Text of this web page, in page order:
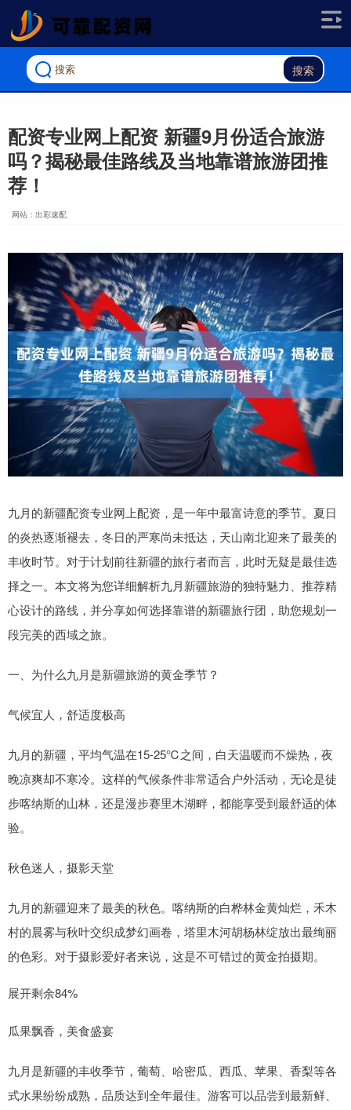
搜索
配资专业网上配资 新疆9月份适合旅游
吗？揭秘最佳路线及当地靠谱旅游团推
荐！
网站：出彩速配
九月的新疆配资专业网上配资，是一年中最富诗意的季节。夏日
的炎热逐渐褪去，冬日的严寒尚未抵达，天山南北迎来了最美的
丰收时节。对于计划前往新疆的旅行者而言，此时无疑是最佳选
择之一。本文将为您详细解析九月新疆旅游的独特魅力、推荐精
心设计的路线，并分享如何选择靠谱的新疆旅行团，助您规划一
段完美的西域之旅。
一、为什么九月是新疆旅游的黄金季节？
气候宜人，舒适度极高
九月的新疆，平均气温在15-25℃之间，白天温暖而不燥热，夜
晚凉爽却不寒冷。这样的气候条件非常适合户外活动，无论是徒
步喀纳斯的山林，还是漫步赛里木湖畔，都能享受到最舒适的体
验。
秋色迷人，摄影天堂
九月的新疆迎来了最美的秋色。喀纳斯的白桦林金黄灿烂，禾木
村的晨雾与秋叶交织成梦幻画卷，塔里木河胡杨林绽放出最绚丽
的色彩。对于摄影爱好者来说，这是不可错过的黄金拍摄期。
展开剩余84%
瓜果飘香，美食盛宴
九月是新疆的丰收季节，葡萄、哈密瓜、西瓜、苹果、香梨等各
式水果纷纷成熟，品质达到全年最佳。游客可以品尝到最新鲜、